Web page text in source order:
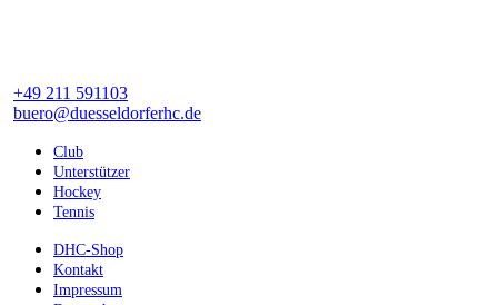
+49 211 591103
buero@duesseldorferhc.de
Club
Unterstützer
Hockey
Tennis
DHC-Shop
Kontakt
Impressum